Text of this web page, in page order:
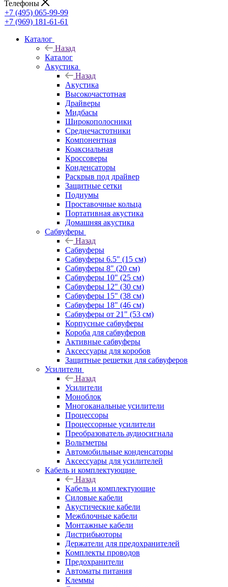
Телефоны
+7 (495) 065-99-99
+7 (969) 181-61-61
Каталог
Назад
Каталог
Акустика
Назад
Акустика
Высокочастотная
Драйверы
Мидбасы
Широкополосники
Среднечастотники
Компонентная
Коаксиальная
Кроссоверы
Конденсаторы
Раскрыв под драйвер
Защитные сетки
Подиумы
Проставочные кольца
Портативная акустика
Домашняя акустика
Сабвуферы
Назад
Сабвуферы
Сабвуферы 6.5" (15 см)
Сабвуферы 8" (20 см)
Сабвуферы 10" (25 см)
Сабвуферы 12" (30 см)
Сабвуферы 15" (38 см)
Сабвуферы 18" (46 см)
Сабвуферы от 21" (53 см)
Корпусные сабвуферы
Короба для сабвуферов
Активные сабвуферы
Аксессуары для коробов
Защитные решетки для сабвуферов
Усилители
Назад
Усилители
Моноблок
Многоканальные усилители
Процессоры
Процессорные усилители
Преобразователь аудиосигнала
Вольтметры
Автомобильные конденсаторы
Аксессуары для усилителей
Кабель и комплектующие
Назад
Кабель и комплектующие
Силовые кабели
Акустические кабели
Межблочные кабели
Монтажные кабели
Дистрибьюторы
Держатели для предохранителей
Комплекты проводов
Предохранители
Автоматы питания
Клеммы